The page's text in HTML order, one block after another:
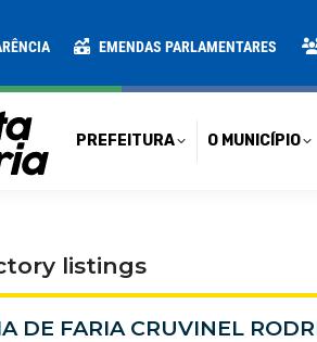
EMENDAS PARLAMENTARES
PREFEITURA O MUNICÍPIO
listings
DE FARIA CRUVINEL